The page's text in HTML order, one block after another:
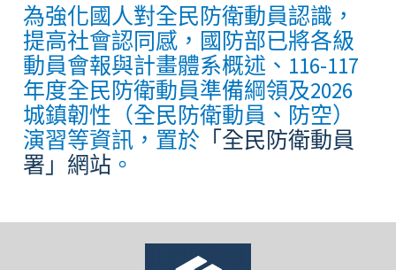
為強化國人對全民防衛動員認識，
提高社會認同感，國防部已將各級
動員會報與計畫體系概述、116-117
年度全民防衛動員準備綱領及2026
城鎮韌性（全民防衛動員、防空）
演習等資訊，置於 「全民防衛動員
署」網站 。